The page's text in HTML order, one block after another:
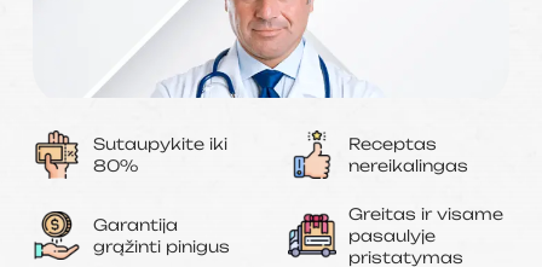
Sutaupykite iki
80%
Receptas
nereikalingas
Garantija
grąžinti pinigus
Greitas ir visame
pasaulyje
pristatymas